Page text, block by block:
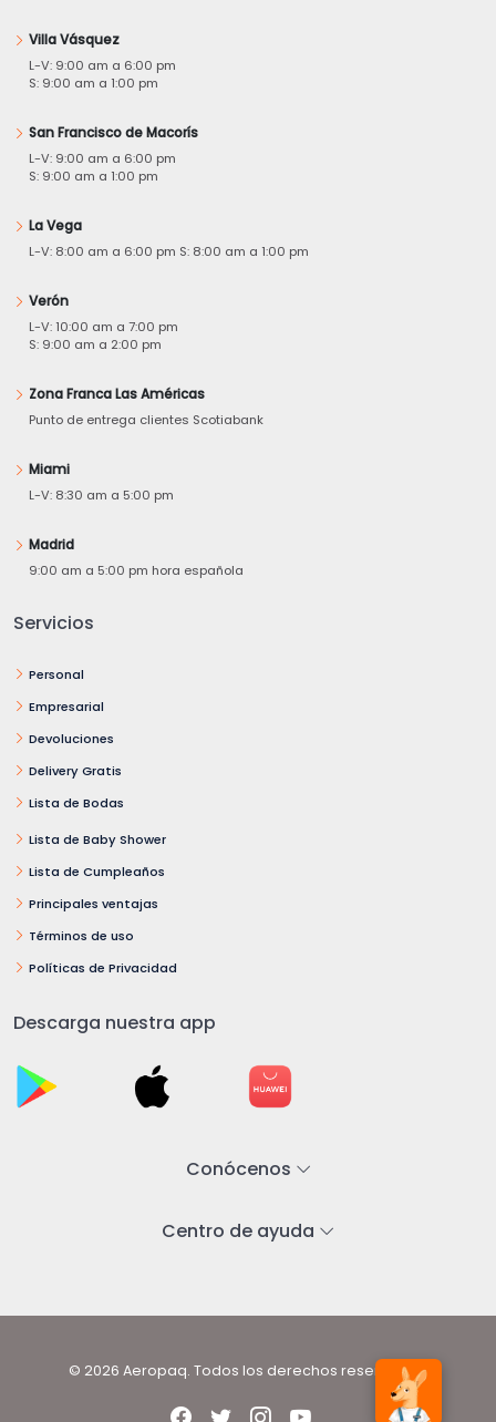
Villa Vásquez
L-V: 9:00 am a 6:00 pm
S: 9:00 am a 1:00 pm
San Francisco de Macorís
L-V: 9:00 am a 6:00 pm
S: 9:00 am a 1:00 pm
La Vega
L-V: 8:00 am a 6:00 pm S: 8:00 am a 1:00 pm
Verón
L-V: 10:00 am a 7:00 pm
S: 9:00 am a 2:00 pm
Zona Franca Las Américas
Punto de entrega clientes Scotiabank
Miami
L-V: 8:30 am a 5:00 pm
Madrid
9:00 am a 5:00 pm hora española
Servicios
Personal
Empresarial
Devoluciones
Delivery Gratis
Lista de Bodas
Lista de Baby Shower
Lista de Cumpleaños
Principales ventajas
Términos de uso
Políticas de Privacidad
Descarga nuestra app
Conócenos
Centro de ayuda
© 2026 Aeropaq. Todos los derechos reservados.